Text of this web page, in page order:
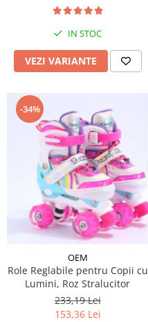
IN STOC
VEZI VARIANTE
-34%
OEM
Role Reglabile pentru Copii cu
Lumini, Roz Stralucitor
233,19 Lei
153,36 Lei